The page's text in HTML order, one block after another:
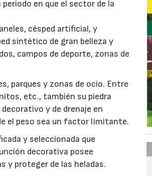
en que el sector de la
césped artificial, y
sintético de gran belleza y
campos de deporte, zonas de
parques y zonas de ocio. Entre
etc., también su piedra
y de drenaje en
el peso sea un factor limitante.
y seleccionada que
decorativa posee
y proteger de las heladas.